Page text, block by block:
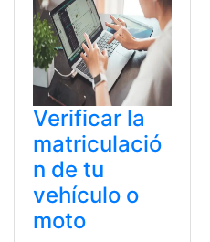
Verificar la
matriculació
n de tu
vehículo o
moto